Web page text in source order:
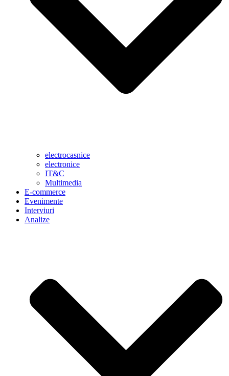
electrocasnice
electronice
IT&C
Multimedia
E-commerce
Evenimente
Interviuri
Analize